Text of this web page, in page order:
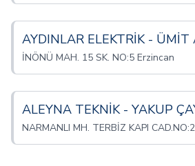
AYDINLAR ELEKTRİK - ÜMİT
İNÖNÜ MAH. 15 SK. NO:5 Erzincan
ALEYNA TEKNİK - YAKUP
NARMANLI MH. TERBİZ KAPI